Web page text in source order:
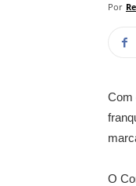
Por
Com
O